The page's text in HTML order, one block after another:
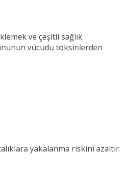
ve çeşitli sağlık
vücudu toksinlerden
yakalanma riskini azaltır.